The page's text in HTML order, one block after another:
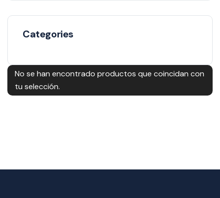
Categories
No se han encontrado productos que coincidan con
tu selección.